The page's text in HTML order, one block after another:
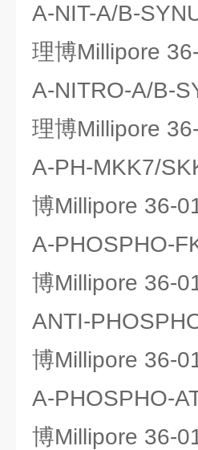
A-NIT-A/B-
理博Millipore
A-NITRO-A/B-
理博Millipore
A-PH-MKK7/
博Millipore 36-
A-
博Millipore 36-
ANTI-
博Millipore 36-
A-PHOSPHO-
博Millipore 36-